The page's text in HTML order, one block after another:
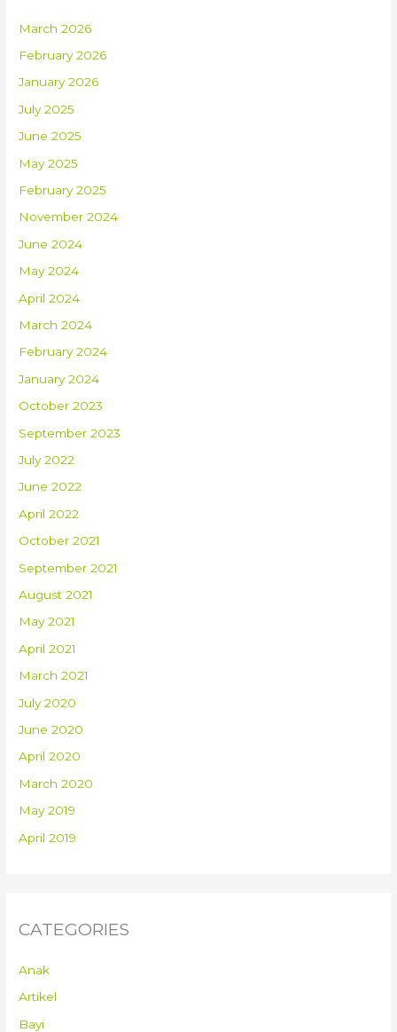
March 2026
February 2026
January 2026
July 2025
June 2025
May 2025
February 2025
November 2024
June 2024
May 2024
April 2024
March 2024
February 2024
January 2024
October 2023
September 2023
July 2022
June 2022
April 2022
October 2021
September 2021
August 2021
May 2021
April 2021
March 2021
July 2020
June 2020
April 2020
March 2020
May 2019
April 2019
CATEGORIES
Anak
Artikel
Bayi